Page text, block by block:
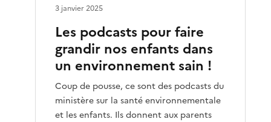
Les podcasts pour faire
grandir nos enfants dans
un environnement sain !
Coup de pousse, ce sont des podcasts du
ministère sur la santé environnementale
et les enfants. Ils donnent aux parents
3 janvier 2025